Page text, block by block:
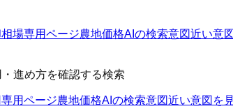
場専用ページ農地価格AIの検索意図近い意
進め方を確認する検索
専用ページ農地価格AIの検索意図近い意図を